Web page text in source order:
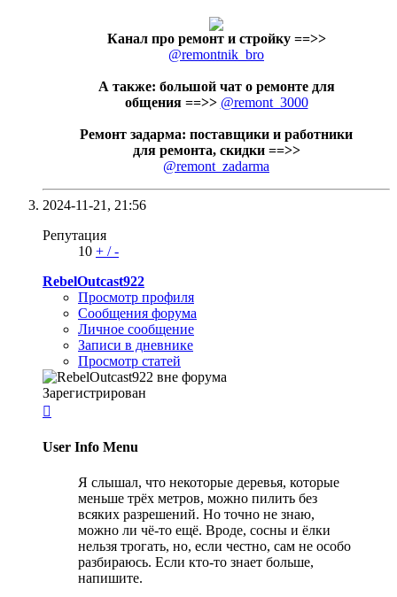
Канал про ремонт и стройку ==>>
@remontnik_bro
А также: большой чат о ремонте для
общения ==>> @remont_3000
Ремонт задарма: поставщики и работники
для ремонта, скидки ==>>
@remont_zadarma
2024-11-21, 21:56
Репутация
10 + /-
RebelOutcast922
Просмотр профиля
Сообщения форума
Личное сообщение
Записи в дневнике
Просмотр статей
Зарегистрирован

User Info Menu
Я слышал, что некоторые деревья, которые
меньше трёх метров, можно пилить без
всяких разрешений. Но точно не знаю,
можнo ли чё-то ещё. Вроде, сосны и ёлки
нельзя трогать, но, если честно, сам не особо
разбираюсь. Если кто-то знает больше,
напишите.